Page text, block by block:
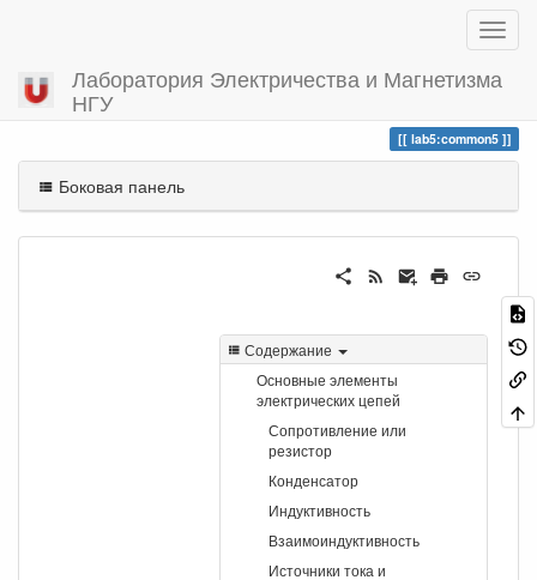
Лаборатория Электричества и Магнетизма
НГУ
Вы посетили
lab5:common5
Боковая панель
Содержание
Основные элементы
электрических цепей
Сопротивление или
резистор
Конденсатор
Индуктивность
Взаимоиндуктивность
Источники тока и